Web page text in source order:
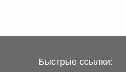
Быстрые ссылки: